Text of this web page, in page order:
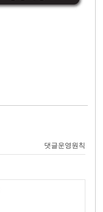
댓글운영원칙